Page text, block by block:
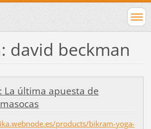
david beckman
La última apuesta de
products/bikram-yoga-